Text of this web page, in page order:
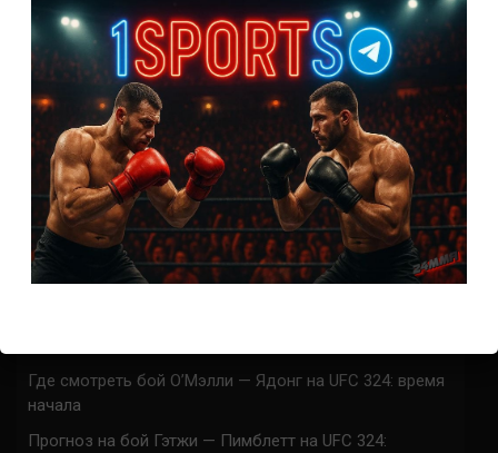
СВЕЖИЕ ЗАПИСИ
ACA 200 прямая трансляция
Марафон боев UFC 325 прямая трансляция
UFC 324 прямая трансляция
Марафон боев UFC 324 прямая трансляция
Где смотреть бой О’Мэлли — Ядонг на UFC 324: время
начала
Прогноз на бой Гэтжи — Пимблетт на UFC 324: